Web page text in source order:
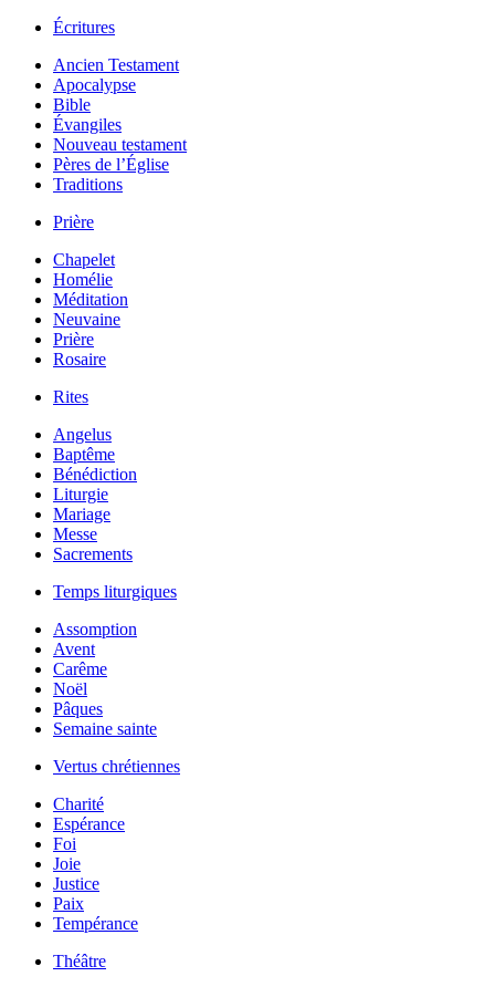
Écritures
Ancien Testament
Apocalypse
Bible
Évangiles
Nouveau testament
Pères de l’Église
Traditions
Prière
Chapelet
Homélie
Méditation
Neuvaine
Prière
Rosaire
Rites
Angelus
Baptême
Bénédiction
Liturgie
Mariage
Messe
Sacrements
Temps liturgiques
Assomption
Avent
Carême
Noël
Pâques
Semaine sainte
Vertus chrétiennes
Charité
Espérance
Foi
Joie
Justice
Paix
Tempérance
Théâtre